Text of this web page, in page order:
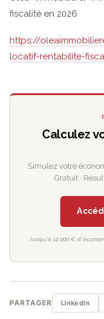
fiscalité en 2026
https://
locatif-rentabilite-
Calculez
Simulez votre
Gratuit ·
Jusqu'à 12 000 €
PARTAGER LinkedIn